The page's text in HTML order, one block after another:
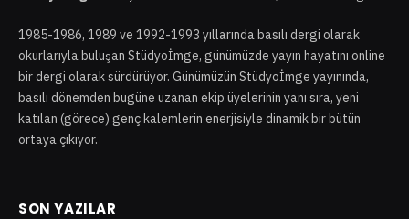
1985-1986, 1989 ve 1992-1993 yıllarında basılı dergi olarak
okurlarıyla buluşan Stüdyoİmge, günümüzde yayın hayatını online
bir dergi olarak sürdürüyor. Günümüzün Stüdyoİmge yayınında,
basılı dönemden bugüne uzanan ekip üyelerinin yanı sıra, yeni
katılan (görece) genç kalemlerin enerjisiyle dinamik bir bütün
ortaya çıkıyor.
SON YAZILAR